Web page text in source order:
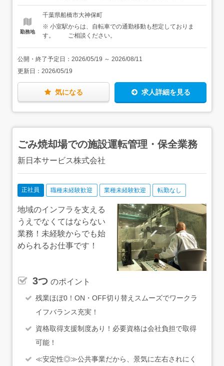
の作業は班体制で行いますので、ご不明点は先輩スタッフ
に確認しながら進めることができます。≪資格取得支援制
度あり≫仕事で必要な免許や資格は、会社にて負担いたし
ますので頑張って取得を目指してください。例）フォーク
リフト、ショベルローダー、その他の重機の操作免許、ボ
イラー技士、危険物取扱者など＜ご入社後は＞まずは座学
研修（安全教育など）を行います。その後、先輩社員との
OJT（オンジョブトレーニング）にて仕事を覚えていただ
きます。ですので、未経験の方もご安心ください！現在、
20代～60代まで幅広いスタッフが働いており、そのほとん
状態で帰宅することができます。
円）を含んでおります。※ ご経験や能力などを考慮してご
提示します。＜ 給与例 ＞基本給：230,000円住宅手当：
10,000円資格手当：3,000円スキル手当：5,000円扶養手
当：12,000円合計額：260,000円／月 ＋ 交通費
勤務地
千葉県船橋市大神保町
※ 小室駅からは、自転車での通勤移動も想定しておりま
す。 ご相談ください。
公開・終了予定日： 2026/05/19 ～ 2026/08/11
更新日： 2026/05/19
気になる 求人詳細を見る
ごみ焼却場での施設運転管理・保全業務
新日本サービス株式会社
正社員 職種未経験歓迎 業種未経験歓迎 転勤なし
地域のインフラを支える
うえでなくてはならない
業務！未経験からでも始
められるお仕事です！
3つ のポイント
残業ほぼ0！ON・OFF切り替えスムーズでワークラ
イフバランス充実！
資格取得支援制度あり！必要資格は会社負担で取得
可能！
≪安定性◎≫公共事業だから、景気に左右されにく